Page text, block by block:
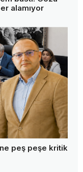
alamıyor
peş peşe kritik